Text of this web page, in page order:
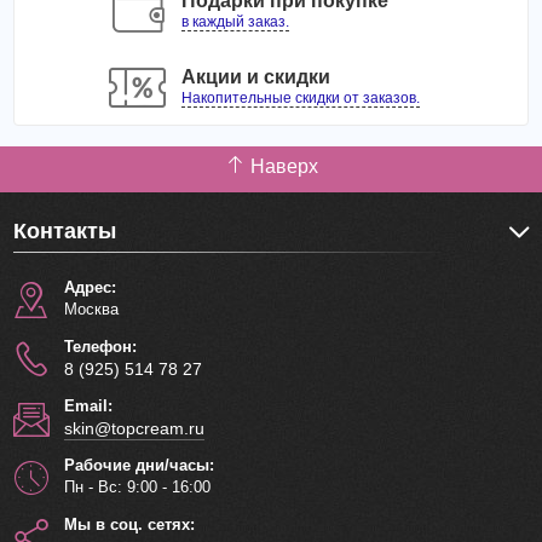
менее аллергичной и чувствительной, ускоряет
заживление воспалений, предупреждает появление
лица, помассировать, затем смыть водой.
Объём: 120 мл
в каждый заказ.
Акции и скидки
Накопительные скидки от заказов.
Наверх
Контакты
Адрес:
Москва
Телефон:
8 (925) 514 78 27
Email:
skin@topcream.ru
Рабочие дни/часы:
Пн - Вс: 9:00 - 16:00
Мы в соц. сетях: